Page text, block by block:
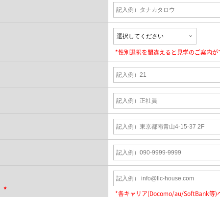
*性別選択を間違えると見学のご案内が
* *各キャリア(Docomo/au/SoftBank等)